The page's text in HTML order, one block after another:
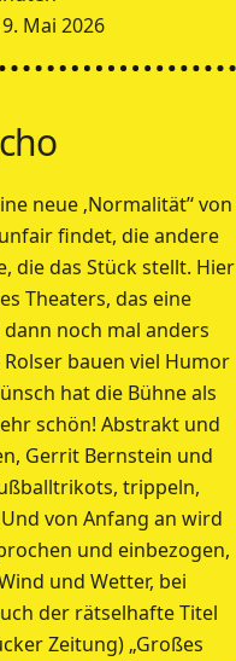
9. Mai 2026
neue ‚Normalität’‘ von
findet, die andere
die das Stück stellt. Hier
Theaters, das eine
noch mal anders
bauen viel Humor
hat die Bühne als
schön! Abstrakt und
Gerrit Bernstein und
trippeln,
von Anfang an wird
und einbezogen,
und Wetter, bei
der rätselhafte Titel
Zeitung) „Großes